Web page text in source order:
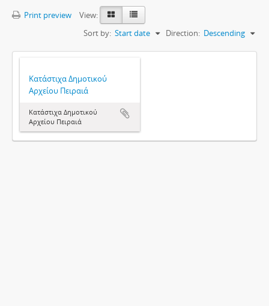
Print preview
View:
Sort by: Start date Direction: Descending
Κατάστιχα Δημοτικού
Αρχείου Πειραιά
Κατάστιχα Δημοτικού
Αρχείου Πειραιά